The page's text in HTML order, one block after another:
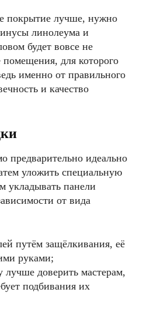
покрытие лучше, нужно
линолеума и
будет вовсе не
помещения, для которого
именно от правильного
и качество
предварительно идеально
уложить специальную
укладывать панели
от вида
путём защёлкивания, её
руками;
лучше доверить мастерам,
подбивания их